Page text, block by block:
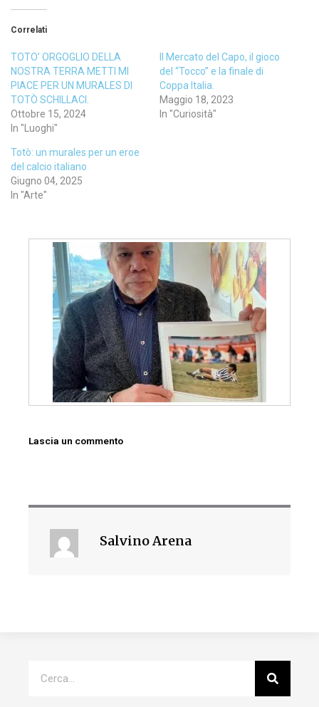
Correlati
TOTO’ ORGOGLIO DELLA
NOSTRA TERRA METTI MI
PIACE PER UN MURALES DI
TOTÒ SCHILLACI.
Ottobre 15, 2024
In "Luoghi"
Il Mercato del Capo, il gioco
del “Tocco” e la finale di
Coppa Italia.
Maggio 18, 2023
In "Curiosità"
Totò: un murales per un eroe
del calcio italiano
Giugno 04, 2025
In "Arte"
Lascia un commento
Salvino Arena